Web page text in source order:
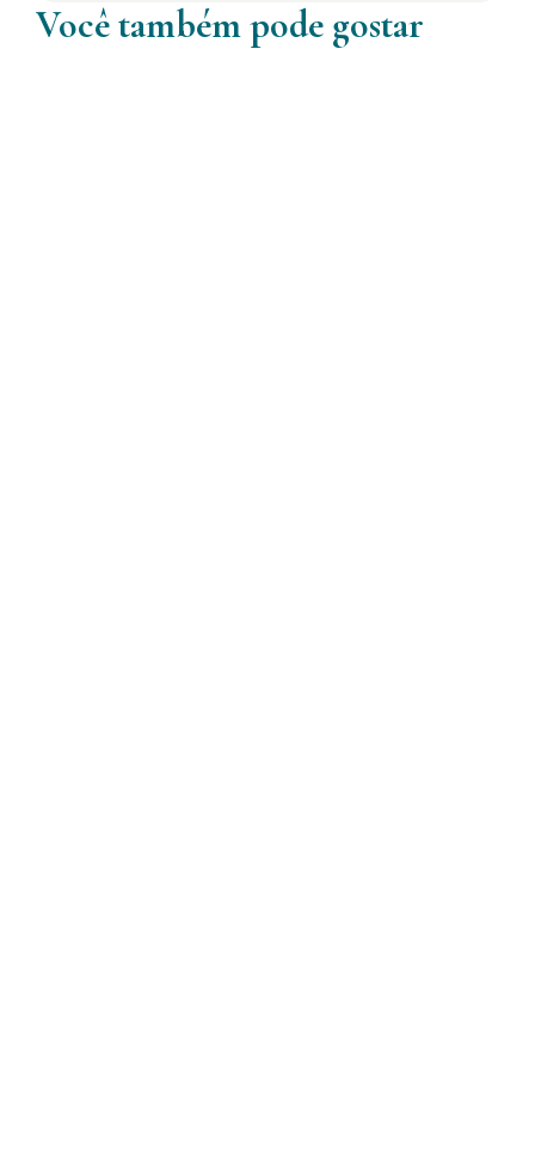
Você também pode gostar